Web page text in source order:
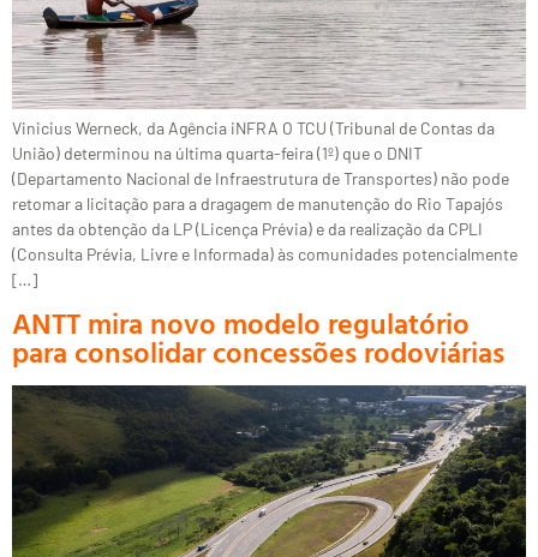
Vinicius Werneck, da Agência iNFRA O TCU (Tribunal de Contas da
União) determinou na última quarta-feira (1º) que o DNIT
(Departamento Nacional de Infraestrutura de Transportes) não pode
retomar a licitação para a dragagem de manutenção do Rio Tapajós
antes da obtenção da LP (Licença Prévia) e da realização da CPLI
(Consulta Prévia, Livre e Informada) às comunidades potencialmente
[…]
ANTT mira novo modelo regulatório
para consolidar concessões rodoviárias